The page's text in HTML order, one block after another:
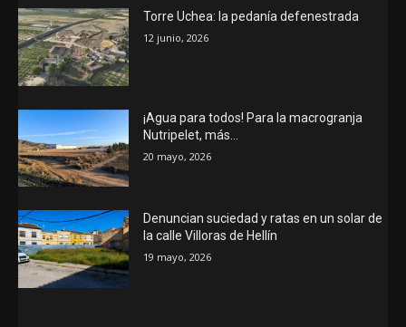
Torre Uchea: la pedanía defenestrada
12 junio, 2026
¡Agua para todos! Para la macrogranja
Nutripelet, más…
20 mayo, 2026
Denuncian suciedad y ratas en un solar de
la calle Villoras de Hellín
19 mayo, 2026